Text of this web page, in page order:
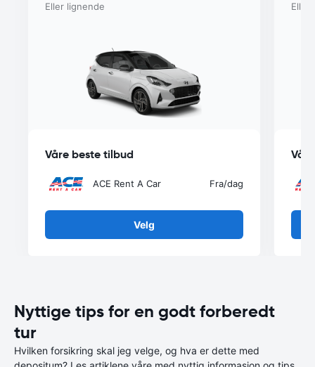
Eller lignende
Våre beste tilbud
ACE Rent A Car Fra/dag
Velg
Eller
Nyttige tips for en godt forberedt
tur
Hvilken forsikring skal jeg velge, og hva er dette med